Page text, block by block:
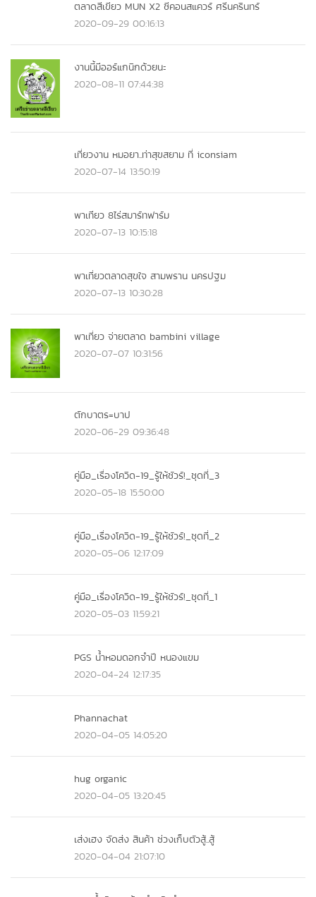
ตลาดสีเขียว MUN X2 ซีคอนสแควร์ ศรีนครินทร์
2020-09-29 00:16:13
งานนี้มีออร์แกนิกด้วยนะ
2020-08-11 07:44:38
เที่ยวงาน หมอยา..ท่าสุขสยาม ที่ iconsiam
2020-07-14 13:50:19
พาเทียว 8ไร่สมาร์ทฟาร์ม
2020-07-13 10:15:18
พาเที่ยวตลาดสุขใจ สามพราน นครปฐม
2020-07-13 10:30:28
พาเที่ยว จ่ายตลาด bambini village
2020-07-07 10:31:56
ตักบาตร=บาป
2020-06-29 09:36:48
คู่มือ_เรื่องโควิด-19_รู้ให้ชัวร์!_ชุดที่_3
2020-05-18 15:50:00
คู่มือ_เรื่องโควิด-19_รู้ให้ชัวร์!_ชุดที่_2
2020-05-06 12:17:09
คู่มือ_เรื่องโควิด-19_รู้ให้ชัวร์!_ชุดที่_1
2020-05-03 11:59:21
PGS น้ำหอมดอกจำปี หนองแขม
2020-04-24 12:17:35
Phannachat
2020-04-05 14:05:20
hug organic
2020-04-05 13:20:45
เส่งเฮง จัดส่ง สินค้า ช่วงเก็บตัวสู้..สู้
2020-04-04 21:07:10